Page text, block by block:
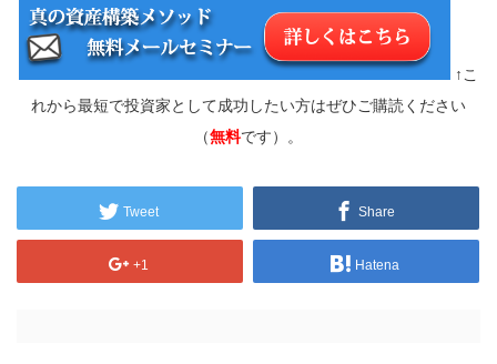
↑こ
れから最短で投資家として成功したい方はぜひご購読ください
（無料です）。
Tweet Share
+1 Hatena